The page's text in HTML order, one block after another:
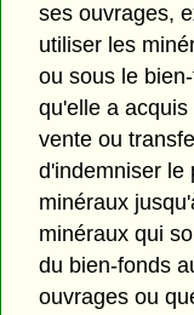
ses ouvrages,
utiliser les
ou sous le
qu'elle a
vente ou
d'indemniser le
minéraux
minéraux qui
du bien-fonds
ouvrages ou